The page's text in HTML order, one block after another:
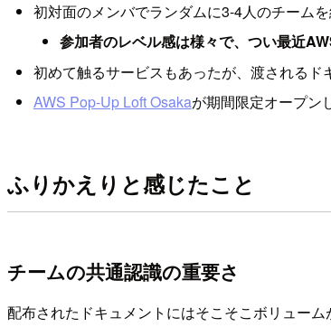
初対面のメンバでランダムに3-4人のチーム
参加者のレベル感は様々で、つい最近
初めて触るサービスもあったが、渡される
AWS Pop-Up Loft Osakaが期間限定オープン
ふりかえりと感じたこと
チームの共通認識の重要さ
配布されたドキュメントにはそこそこボリュー